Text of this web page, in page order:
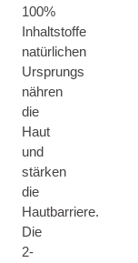
100%
Inhaltstoffe
natürlichen
Ursprungs
nähren
die
Haut
und
stärken
die
Hautbarriere.
Die
2-